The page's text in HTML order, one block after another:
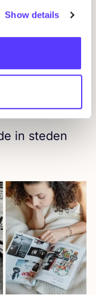
Show details
in steden